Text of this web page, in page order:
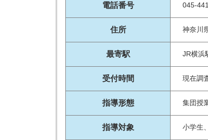
電話番号 045-
住所 神奈川
最寄駅 JR横浜
受付時間 現在調
指導形態 集団授
指導対象 小学生